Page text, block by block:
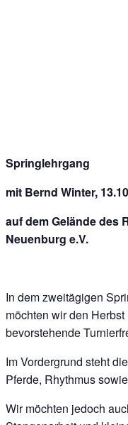
Springlehrgang
mit Bernd Winter,
auf dem Gelände des
Neuenburg e.V.
In dem zweitägigen
möchten wir den
bevorstehende
Im Vordergrund steht
Pferde, Rhythmus
Wir möchten jedoch